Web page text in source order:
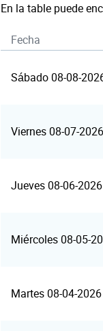
En la table puede
Fecha
Sábado 08-08-
Viernes 08-07-2026
Jueves 08-06-2026
Miércoles 08-05-
Martes 08-04-2026